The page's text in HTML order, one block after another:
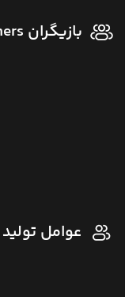
بازیگران Romeo and the Black Brothers
عوامل تولید Romeo and the Black Brothers